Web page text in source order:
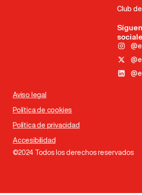
Club
©2024 Todos los derechos reservados
Aviso legal
Política de cookies
Política de privacidad
Accesibilidad